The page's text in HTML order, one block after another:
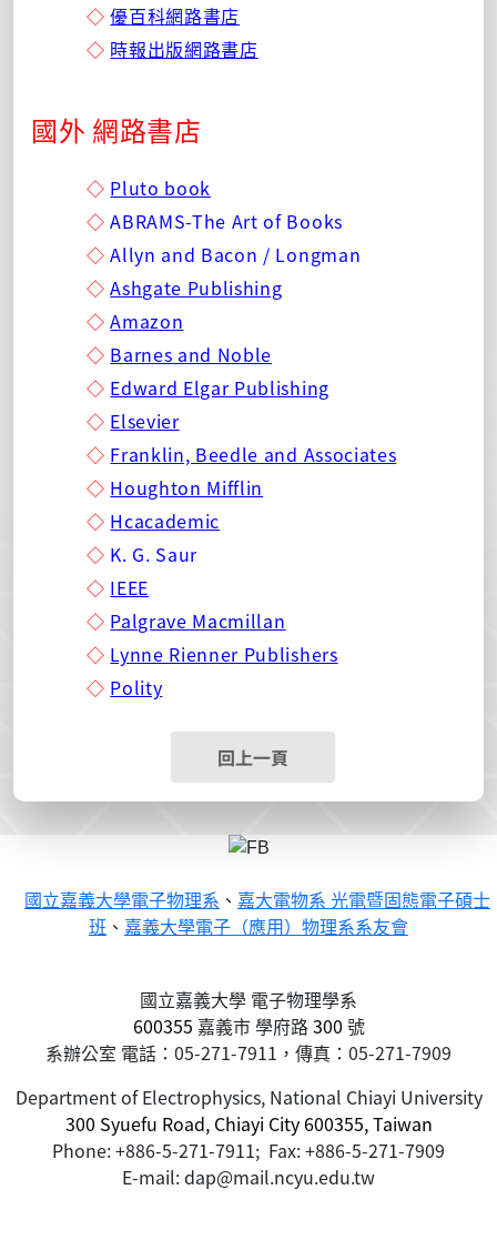
◇ 優百科網路書店
◇ 時報出版網路書店
國外 網路書店
◇ Pluto book
◇ABRAMS-The Art of Books
◇Allyn and Bacon / Longman
◇Ashgate Publishing
◇Amazon
◇ Barnes and Noble
◇ Edward Elgar Publishing
◇ Elsevier
◇ Franklin, Beedle and Associates
◇ Houghton Mifflin
◇ Hcacademic
◇ K. G. Saur
◇ IEEE
◇ Palgrave Macmillan
◇ Lynne Rienner Publishers
◇ Polity
回上一頁
國立嘉義大學電子物理系 、 嘉大電物系 光電暨固態電子碩士
班 、 嘉義大學電子（應用）物理系系友會
國立嘉義大學 電子物理學系
600355 嘉義市學府路300 號
系辦公室 電話：05-271-7911，傳真：05-271-7909
Department of Electrophysics, National Chiayi University
300 Syuefu Road, Chiayi City 600355, Taiwan
Phone: +886-5-271-7911; Fax: +886-5-271-7909
E-mail: dap@mail.ncyu.edu.tw